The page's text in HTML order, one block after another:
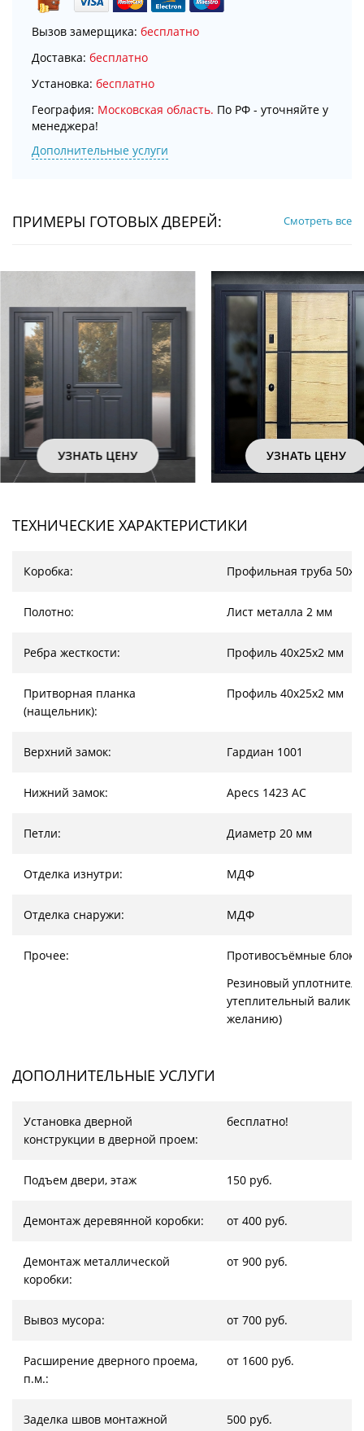
Вызов замерщика: бесплатно
Доставка: бесплатно
Установка: бесплатно
География: Московская область. По РФ - уточняйте у
менеджера!
Дополнительные услуги
ПРИМЕРЫ ГОТОВЫХ ДВЕРЕЙ: Смотреть все
УЗНАТЬ ЦЕНУ УЗНАТЬ ЦЕНУ
ТЕХНИЧЕСКИЕ ХАРАКТЕРИСТИКИ
Коробка: Профильная труба
Полотно: Лист металла 2 мм
Ребра жесткости: Профиль 40х25х2 мм
Притворная планка
(нащельник):
Профиль 40х25х2 мм
Верхний замок: Гардиан 1001
Нижний замок: Apecs 1423 AC
Петли: Диаметр 20 мм
Отделка изнутри: МДФ
Отделка снаружи: МДФ
Прочее:
Противосъёмные
Резиновый
утеплительный валик
желанию)
ДОПОЛНИТЕЛЬНЫЕ УСЛУГИ
Установка дверной
конструкции в дверной проем:
бесплатно!
Подъем двери, этаж 150 руб.
Демонтаж деревянной коробки: от 400 руб.
Демонтаж металлической
коробки:
от 900 руб.
Вывоз мусора: от 700 руб.
Расширение дверного проема,
п.м.:
от 1600 руб.
Заделка швов монтажной
500 руб.